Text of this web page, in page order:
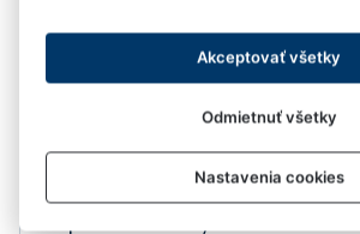
Predĺžená záruka na 5 rokov, do
(Platí tá z podmienok, ktorá
prvé 2 roky bez obmedzenia
kilometrov), Premenlivý
roky(platí aj pre PHEV), Škoda –
garancia Mobility Premium -
Akceptovať všetky
Odmietnuť všetky
Nastavenia cookies